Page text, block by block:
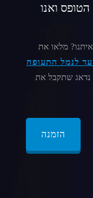
ואנו
מלאו את
שירות VIP עד לנמל התעופה
נדאג שתקבל את
הזמנה